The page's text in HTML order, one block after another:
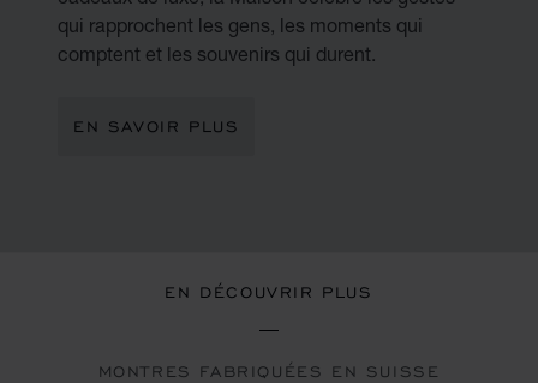
qui rapprochent les gens, les moments qui
comptent et les souvenirs qui durent.
EN SAVOIR PLUS
EN DÉCOUVRIR PLUS
MONTRES FABRIQUÉES EN SUISSE